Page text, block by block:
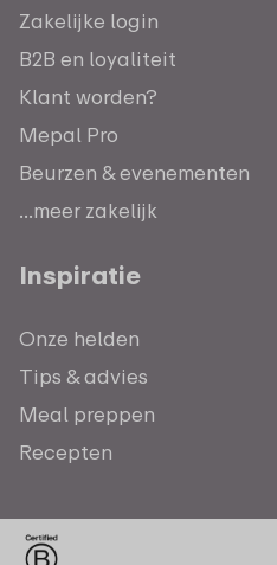
Zakelijke login
B2B en loyaliteit
Klant worden?
Mepal Pro
Beurzen & evenementen
...meer zakelijk
Inspiratie
Onze helden
Tips & advies
Meal preppen
Recepten